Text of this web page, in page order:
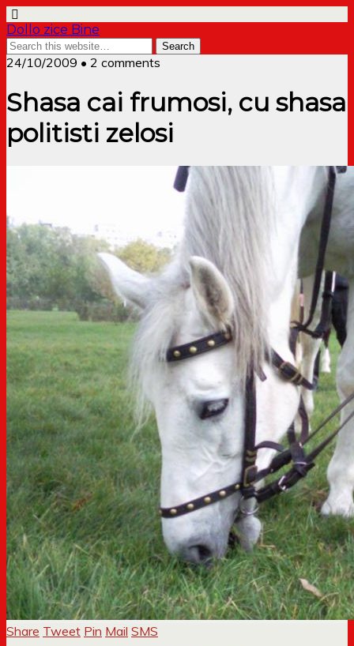
Dollo zice Bine
24/10/2009 • 2 comments
Shasa cai frumosi, cu shasa
politisti zelosi
Share Tweet Pin Mail SMS